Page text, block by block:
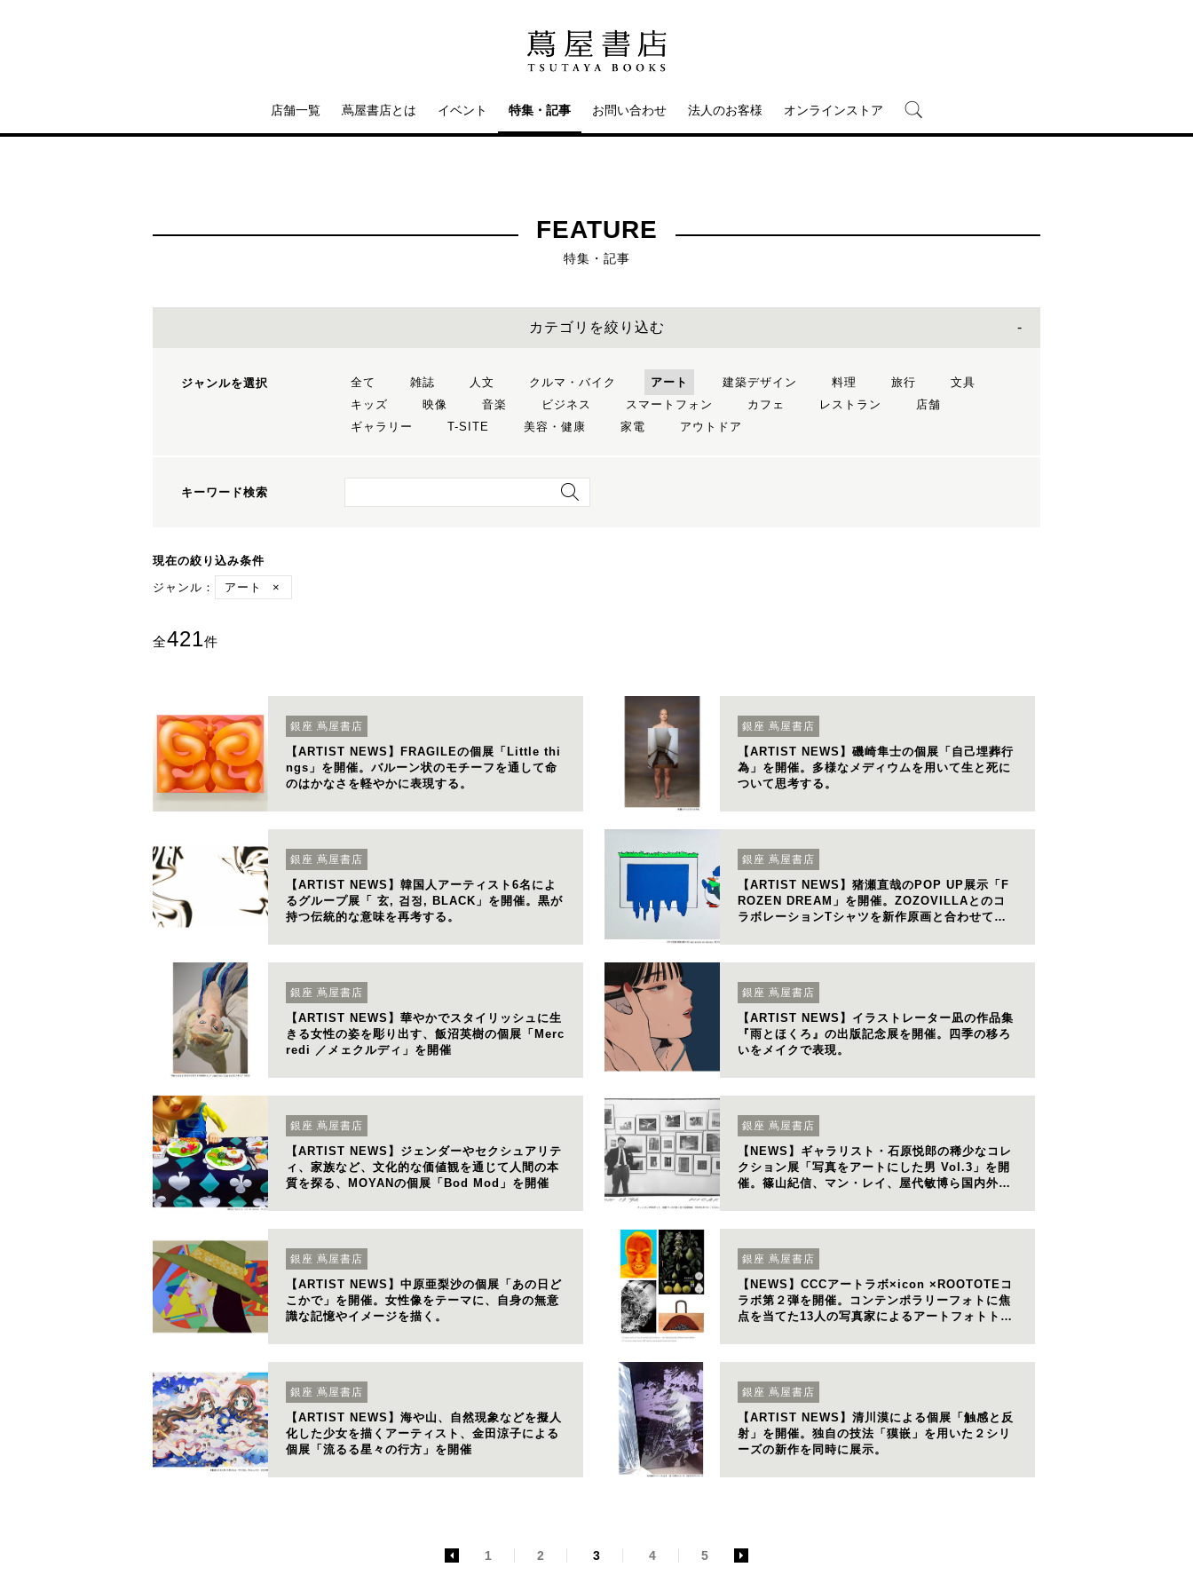
店舗一覧 蔦屋書店とは イベント 特集・記事 お問い合わせ 法人のお客様 オンラインストア
FEATURE
特集・記事
カテゴリを絞り込む
ジャンルを選択 全て 雑誌 人文 クルマ・バイク アート 建築デザイン 料理 旅行
文具
キッズ
映像 音楽 ビジネス スマートフォン カフェ レストラン
店舗
ギャラリー
T-SITE 美容・健康 家電 アウトドア
キーワード検索
現在の絞り込み条件
ジャンル：
アート ×
全421件
銀座 蔦屋書店
【ARTIST NEWS】FRAGILEの個展「Little thi
ngs」を開催。バルーン状のモチーフを通して命
のはかなさを軽やかに表現する。
銀座 蔦屋書店
【ARTIST NEWS】磯崎隼士の個展「自己埋葬行
為」を開催。多様なメディウムを用いて生と死に
ついて思考する。
銀座 蔦屋書店
【ARTIST NEWS】韓国人アーティスト6名によ
るグループ展「 玄, 검정, BLACK」を開催。黒が
持つ伝統的な意味を再考する。
銀座 蔦屋書店
【ARTIST NEWS】猪瀬直哉のPOP UP展示「F
ROZEN DREAM」を開催。ZOZOVILLAとのコ
ラボレーションTシャツを新作原画と合わせて展
銀座 蔦屋書店
【ARTIST NEWS】華やかでスタイリッシュに生
きる女性の姿を彫り出す、飯沼英樹の個展「Merc
redi ／メェクルディ」を開催
銀座 蔦屋書店
【ARTIST NEWS】イラストレーター凪の作品集
『雨とほくろ』の出版記念展を開催。四季の移ろ
いをメイクで表現。
銀座 蔦屋書店
【ARTIST NEWS】ジェンダーやセクシュアリテ
ィ、家族など、文化的な価値観を通じて人間の本
質を探る、MOYANの個展「Bod Mod」を開催
銀座 蔦屋書店
【NEWS】ギャラリスト・石原悦郎の稀少なコレ
クション展「写真をアートにした男 Vol.3」を開
催。篠山紀信、マン・レイ、屋代敏博ら国内外写
銀座 蔦屋書店
【ARTIST NEWS】中原亜梨沙の個展「あの日ど
こかで」を開催。女性像をテーマに、自身の無意
識な記憶やイメージを描く。
銀座 蔦屋書店
【NEWS】CCCアートラボ×icon ×ROOTOTEコ
ラボ第２弾を開催。コンテンポラリーフォトに焦
点を当てた13人の写真家によるアートフォトトー
銀座 蔦屋書店
【ARTIST NEWS】海や山、自然現象などを擬人
化した少女を描くアーティスト、金田涼子による
個展「流るる星々の行方」を開催
銀座 蔦屋書店
【ARTIST NEWS】清川漠による個展「触感と反
射」を開催。独自の技法「獏嵌」を用いた２シリ
ーズの新作を同時に展示。
1 2 3 4 5